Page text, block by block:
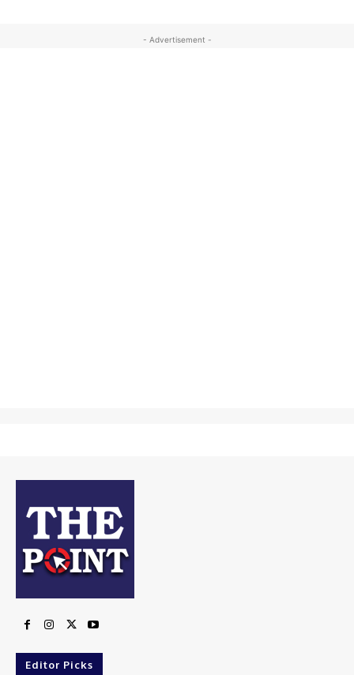
- Advertisement -
Editor Picks